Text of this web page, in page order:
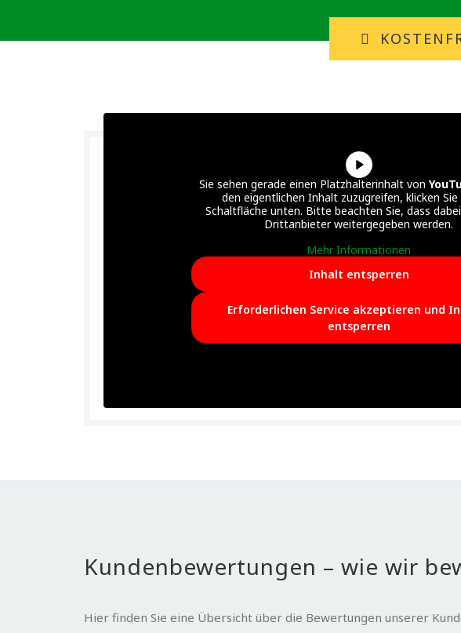
Sie sehen gerade einen Platzhalterinhalt von
den eigentlichen Inhalt zuzugreifen, klicken Sie
Schaltfläche unten. Bitte beachten Sie, dass
Drittanbieter weitergegeben werden.
Mehr Informationen
Inhalt entsperren
Erforderlichen Service akzeptieren und
entsperren
Kundenbewertungen – wie wir
Hier finden Sie eine Übersicht über die Bewertungen unserer